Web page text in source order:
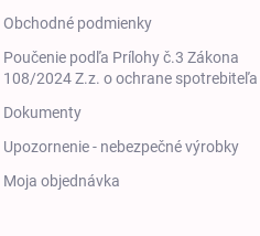
Obchodné podmienky
Poučenie podľa Prílohy č.3 Zákona
108/2024 Z.z. o ochrane spotrebiteľa
Dokumenty
Upozornenie - nebezpečné výrobky
Moja objednávka